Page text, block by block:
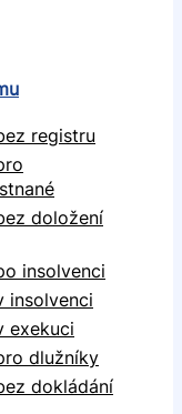
registru
doložení
insolvenci
insolvenci
exekuci
dlužníky
dokládání